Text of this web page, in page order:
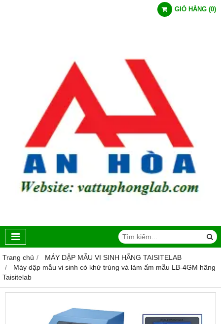
GIỎ HÀNG (0)
Trang chủ
MÁY DẬP MẪU VI SINH HÃNG TAISITELAB
Máy dập mẫu vi sinh có khử trùng và làm ấm mẫu LB-4GM hãng
Taisitelab